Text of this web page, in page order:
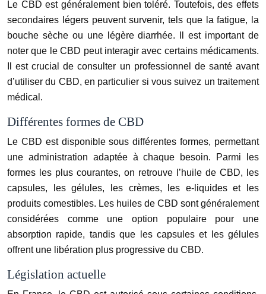
Le CBD est généralement bien toléré. Toutefois, des effets
secondaires légers peuvent survenir, tels que la fatigue, la
bouche sèche ou une légère diarrhée. Il est important de
noter que le CBD peut interagir avec certains médicaments.
Il est crucial de consulter un professionnel de santé avant
d’utiliser du CBD, en particulier si vous suivez un traitement
médical.
Différentes formes de CBD
Le CBD est disponible sous différentes formes, permettant
une administration adaptée à chaque besoin. Parmi les
formes les plus courantes, on retrouve l’huile de CBD, les
capsules, les gélules, les crèmes, les e-liquides et les
produits comestibles. Les huiles de CBD sont généralement
considérées comme une option populaire pour une
absorption rapide, tandis que les capsules et les gélules
offrent une libération plus progressive du CBD.
Législation actuelle